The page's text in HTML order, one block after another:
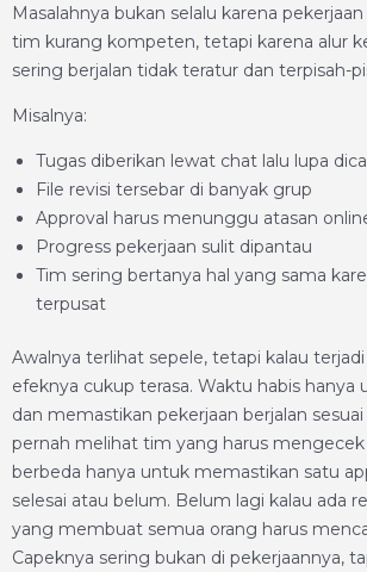
Masalahnya bukan selalu karena
tim kurang kompeten, tetapi karena alur
sering berjalan tidak teratur dan terpisah-
Misalnya:
Tugas diberikan lewat chat lalu lupa
File revisi tersebar di banyak grup
Approval harus menunggu atasan
Progress pekerjaan sulit dipantau
Tim sering bertanya hal yang sama
terpusat
Awalnya terlihat sepele, tetapi kalau
efeknya cukup terasa. Waktu habis hanya
dan memastikan pekerjaan berjalan sesuai
pernah melihat tim yang harus mengecek
berbeda hanya untuk memastikan satu
selesai atau belum. Belum lagi kalau ada
yang membuat semua orang harus
Capeknya sering bukan di pekerjaannya,